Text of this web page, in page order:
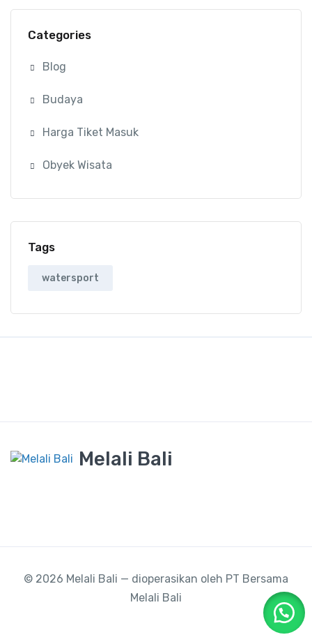
Categories
Blog
Budaya
Harga Tiket Masuk
Obyek Wisata
Tags
watersport
Melali Bali
© 2026 Melali Bali — dioperasikan oleh PT Bersama
Melali Bali